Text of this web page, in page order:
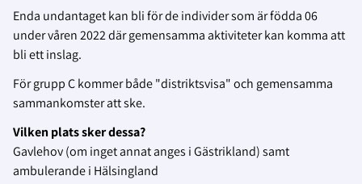
Enda undantaget kan bli för de individer som är födda 06
under våren 2022 där gemensamma aktiviteter kan komma att
bli ett inslag.
För grupp C kommer både "distriktsvisa" och gemensamma
sammankomster att ske.
Vilken plats sker dessa?
Gavlehov (om inget annat anges i Gästrikland) samt
ambulerande i Hälsingland